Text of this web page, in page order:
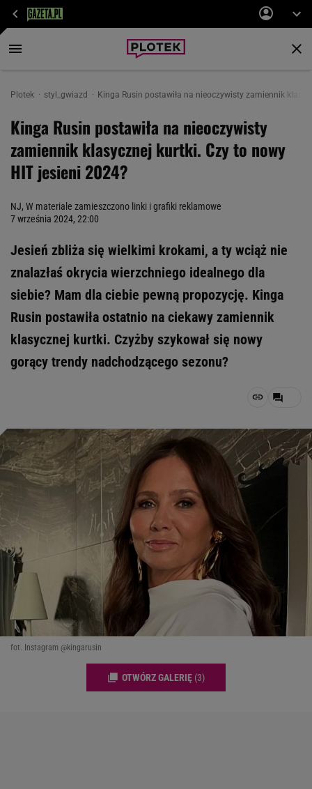
Plotek styl_gwiazd Kinga Rusin postawiła na nieoczywisty zamiennik
Kinga Rusin postawiła na nieoczywisty
zamiennik klasycznej kurtki. Czy to nowy
HIT jesieni 2024?
NJ, W materiale zamieszczono linki i grafiki reklamowe
7 września 2024, 22:00
Jesień zbliża się wielkimi krokami, a ty wciąż nie
znalazłaś okrycia wierzchniego idealnego dla
siebie? Mam dla ciebie pewną propozycję. Kinga
Rusin postawiła ostatnio na ciekawy zamiennik
klasycznej kurtki. Czyżby szykował się nowy
gorący trendy nadchodzącego sezonu?
fot. Instagram @kingarusin
OTWÓRZ GALERIĘ (3)